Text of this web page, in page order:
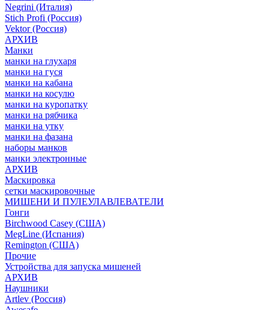
Negrini (Италия)
Stich Profi (Россия)
Vektor (Россия)
АРХИВ
Манки
манки на глухаря
манки на гуся
манки на кабана
манки на косулю
манки на куропатку
манки на рябчика
манки на утку
манки на фазана
наборы манков
манки электронные
АРХИВ
Маскировка
сетки маскировочные
МИШЕНИ И ПУЛЕУЛАВЛЕВАТЕЛИ
Гонги
Birchwood Casey (США)
MegLine (Испания)
Remington (США)
Прочие
Устройства для запуска мишеней
АРХИВ
Наушники
Artlev (Россия)